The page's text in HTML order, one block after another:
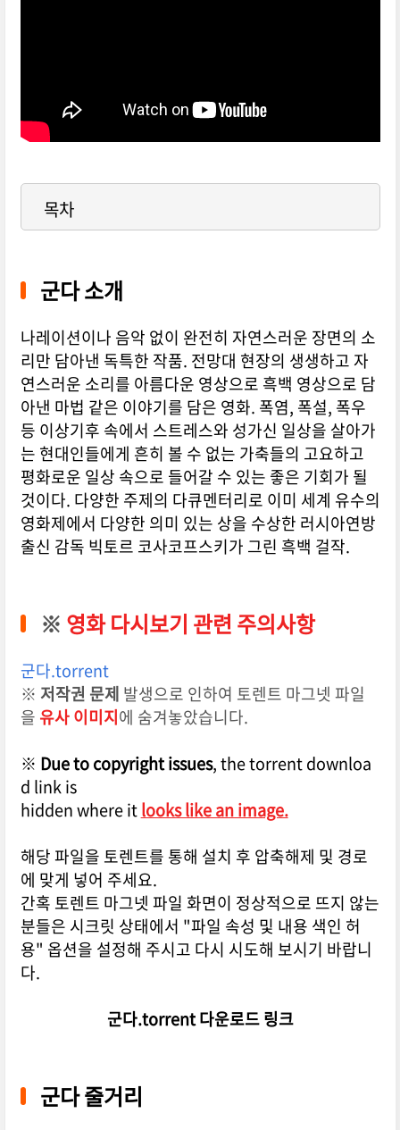
목차
군다 소개
나레이션이나 음악 없이 완전히 자연스러운 장면의 소
리만 담아낸 독특한 작품. 전망대 현장의 생생하고 자
연스러운 소리를 아름다운 영상으로 흑백 영상으로 담
아낸 마법 같은 이야기를 담은 영화. 폭염, 폭설, 폭우
등 이상기후 속에서 스트레스와 성가신 일상을 살아가
는 현대인들에게 흔히 볼 수 없는 가축들의 고요하고
평화로운 일상 속으로 들어갈 수 있는 좋은 기회가 될
것이다. 다양한 주제의 다큐멘터리로 이미 세계 유수의
영화제에서 다양한 의미 있는 상을 수상한 러시아연방
출신 감독 빅토르 코사코프스키가 그린 흑백 걸작.
※ 영화 다시보기 관련 주의사항
군다.torrent
※ 저작권 문제 발생으로 인하여 토렌트 마그넷 파일
을 유사 이미지에 숨겨놓았습니다.
※ Due to copyright issues, the torrent downloa
d link is
hidden where itlooks like an image.
해당 파일을 토렌트를 통해 설치 후 압축해제 및 경로
에 맞게 넣어 주세요.
간혹 토렌트 마그넷 파일 화면이 정상적으로 뜨지 않는
분들은 시크릿 상태에서 "파일 속성 및 내용 색인 허
용" 옵션을 설정해 주시고 다시 시도해 보시기 바랍니
다.
군다.torrent 다운로드 링크
군다 줄거리